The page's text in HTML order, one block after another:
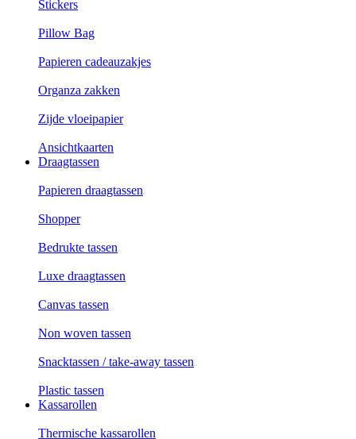
Stickers
Pillow Bag
Papieren cadeauzakjes
Organza zakken
Zijde vloeipapier
Ansichtkaarten
Draagtassen
Papieren draagtassen
Shopper
Bedrukte tassen
Luxe draagtassen
Canvas tassen
Non woven tassen
Snacktassen / take-away tassen
Plastic tassen
Kassarollen
Thermische kassarollen